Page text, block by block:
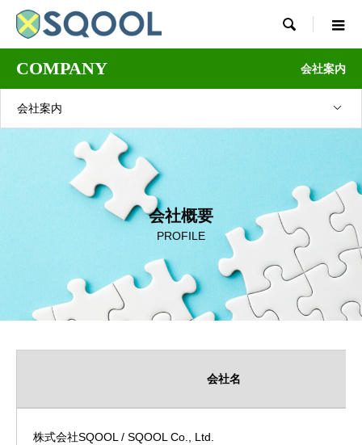

COMPANY 会社案内
会社案内
会社概要
PROFILE
会社名
株式会社SQOOL / SQOOL Co., Ltd.